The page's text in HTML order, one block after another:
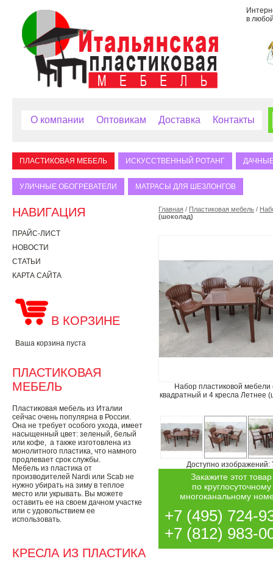
в
О компании Оптовикам Доставка Контакты
ПЛАСТИКОВАЯ МЕБЕЛЬ ИСКУССТВЕННЫЙ РОТАНГ
УЛИЧНЫЕ ОБОГРЕВАТЕЛИ МАТРАСЫ ДЛЯ ШЕЗЛОНГОВ
НАВИГАЦИЯ
ПРАЙС-ЛИСТ
НОВОСТИ
СТАТЬИ
КАРТА САЙТА
В КОРЗИНЕ
Ваша корзина пуста
ПЛАСТИКОВАЯ
МЕБЕЛЬ
Пластиковая мебель из Италии
сейчас очень популярна в России.
Она не требует особого ухода, имеет
насыщенный цвет: зеленый, белый
или кофе, а также изготовлена из
монолитного пластика, что намного
продлевает срок службы.
Мебель из пластика от
производителей Nardi или Scab не
нужно убирать на зиму в теплое
место или укрывать. Вы можете
оставить ее на своем дачном участке
или с удовольствием ее
использовать.
КРЕСЛА ИЗ ПЛАСТИКА
Главная / Пластиковая мебель /
(шоколад)
Набор пластиковой мебели
квадратный и 4 кресла Летнее
Доступно изображений:
Закажите этот товар
по круглосуточному
многоканальному
+7 (495) 724-
+7 (812) 983-